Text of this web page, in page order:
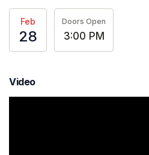
Feb
28
Doors Open
3:00 PM
Video